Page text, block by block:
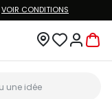
VOIR CONDITIONS